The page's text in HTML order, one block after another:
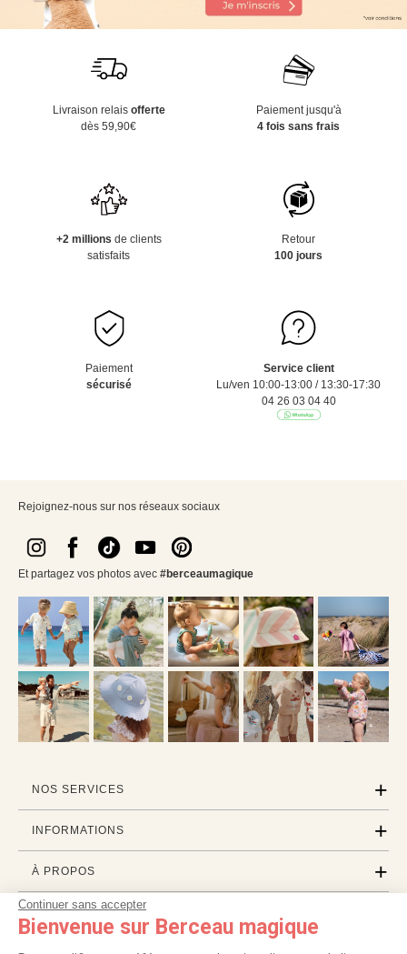
Continuer sans accepter
Bienvenue sur Berceau magique
Livraison relais offerte
dès 59,90€
Paiement jusqu'à
4 fois sans frais
+2 millions de clients
satisfaits
Retour
100 jours
Paiement
sécurisé
Service client
Lu/ven 10:00-13:00 / 13:30-17:30
04 26 03 04 40
Rejoignez-nous sur nos réseaux sociaux
Et partagez vos photos avec #berceaumagique
NOS SERVICES
INFORMATIONS
À PROPOS
PROFESSIONNELS